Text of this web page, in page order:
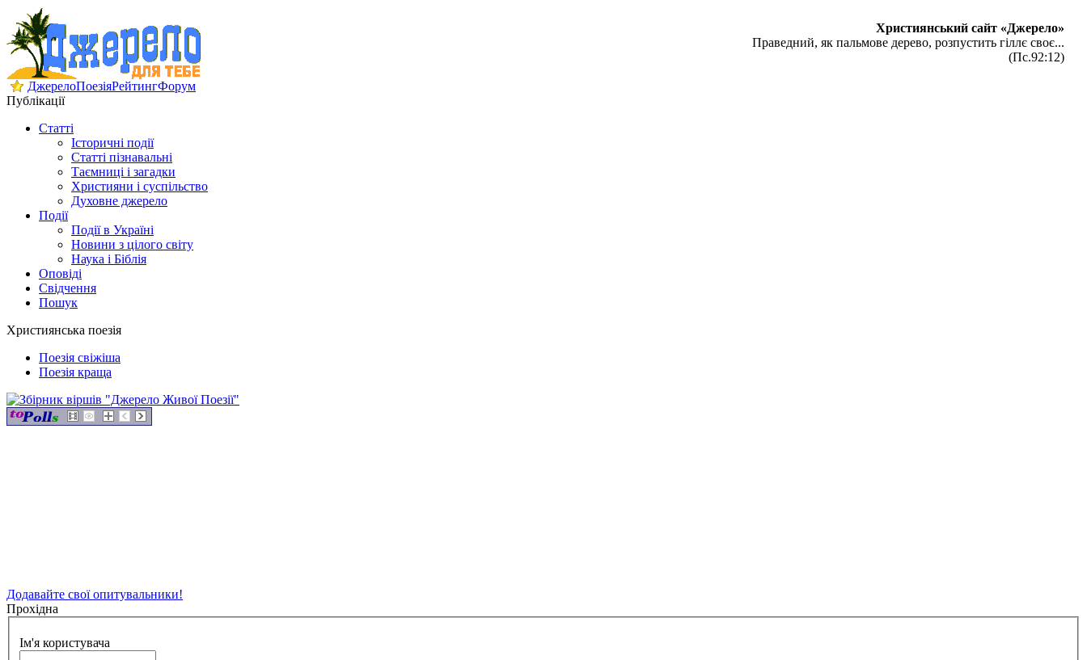
Християнський сайт «Джерело»
Праведний, як пальмове дерево, розпустить гіллє своє...
(Пс.92:12)
ДжерелоПоезіяРейтингФорум
Публікації
Статті
Історичні події
Статті пізнавальні
Таємниці і загадки
Християни і суспільство
Духовне джерело
Події
Події в Україні
Новини з цілого світу
Наука і Біблія
Оповіді
Свідчення
Пошук
Християнська поезія
Поезія свіжіша
Поезія краща
Додавайте свої опитувальники!
Прохідна
Ім'я користувача